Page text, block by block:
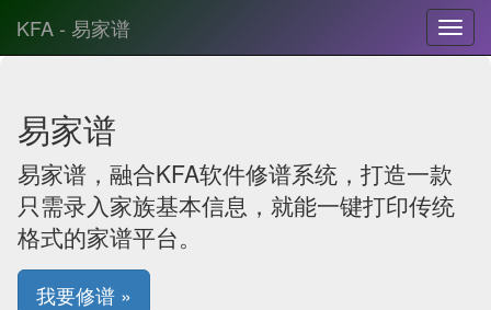
KFA - 易家谱
易家谱
易家谱，融合KFA软件修谱系统，打造一款
只需录入家族基本信息，就能一键打印传统
格式的家谱平台。
我要修谱 »